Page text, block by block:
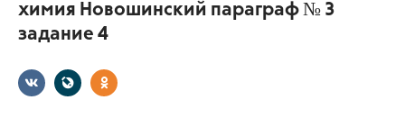
химия Новошинский параграф № 3
задание 4